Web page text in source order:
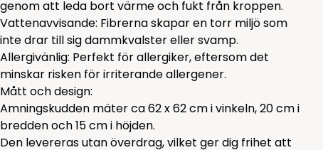
genom att leda bort värme och fukt från kroppen.
Vattenavvisande: Fibrerna skapar en torr miljö som
inte drar till sig dammkvalster eller svamp.
Allergivänlig: Perfekt för allergiker, eftersom det
minskar risken för irriterande allergener.
Mått och design:
Amningskudden mäter ca 62 x 62 cm i vinkeln, 20 cm i
bredden och 15 cm i höjden.
Den levereras utan överdrag, vilket ger dig frihet att